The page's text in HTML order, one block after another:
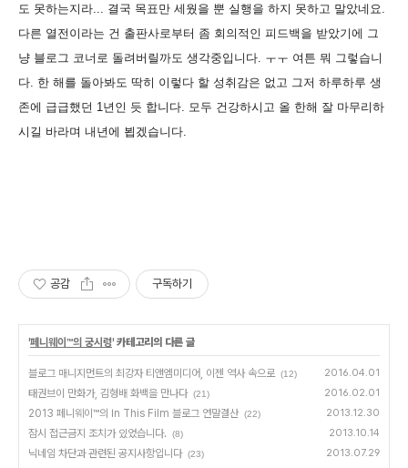
도 못하는지라... 결국 목표만 세웠을 뿐 실행을 하지 못하고 말았네요.
다른 열전이라는 건 출판사로부터 좀 회의적인 피드백을 받았기에 그
냥 블로그 코너로 돌려버릴까도 생각중입니다. ㅜㅜ 여튼 뭐 그렇습니
다. 한 해를 돌아봐도 딱히 이렇다 할 성취감은 없고 그저 하루하루 생
존에 급급했던 1년인 듯 합니다. 모두 건강하시고 올 한해 잘 마무리하
시길 바라며 내년에 뵙겠습니다.
공감 구독하기
'페니웨이™의 궁시렁' 카테고리의 다른 글
블로그 매니지먼트의 최강자 티앤엠미디어, 이젠 역사 속으로 (12) 2016.04.01
태권브이 만화가, 김형배 화백을 만나다 (21) 2016.02.01
2013 페니웨이™의 In This Film 블로그 연말결산 (22) 2013.12.30
잠시 접근금지 조치가 있었습니다. (8) 2013.10.14
닉네임 차단과 관련된 공지사항입니다 (23) 2013.07.29